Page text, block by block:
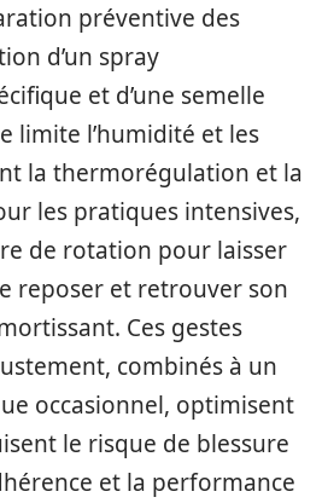
préventive des
d’un spray
et d’une semelle
limite l’humidité et les
la thermorégulation et la
les pratiques intensives,
de rotation pour laisser
reposer et retrouver son
Ces gestes
combinés à un
occasionnel, optimisent
le risque de blessure
et la performance